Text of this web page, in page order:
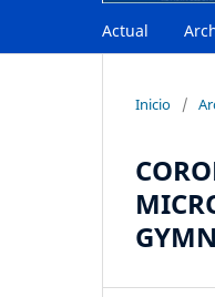
Actual
Inicio /